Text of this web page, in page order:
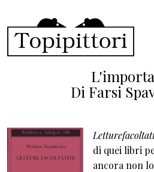
Di Farsi
di quei libri
ancora non